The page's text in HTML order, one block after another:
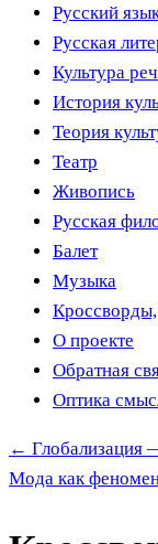
содержимому
Русский
Русская
Культура
История
Теория
Театр
Живопись
Русская
Балет
Музыка
О проекте
Обратная
Оптика
← Глобализация
Мода как